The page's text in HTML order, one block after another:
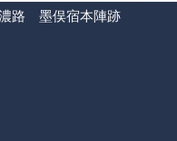
路 墨俣宿本陣跡